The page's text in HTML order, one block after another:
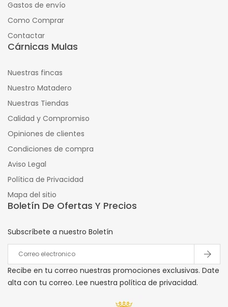
Gastos de envío
Como Comprar
Contactar
Cárnicas Mulas
Nuestras fincas
Nuestro Matadero
Nuestras Tiendas
Calidad y Compromiso
Opiniones de clientes
Condiciones de compra
Aviso Legal
Política de Privacidad
Mapa del sitio
Boletín De Ofertas Y Precios
Subscríbete a nuestro Boletín
Recibe en tu correo nuestras promociones exclusivas. Date
alta con tu correo. Lee nuestra política de privacidad.